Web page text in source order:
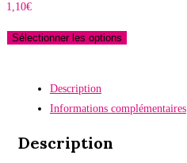
1,10€
Sélectionner les options
Description
Informations complémentaires
Description